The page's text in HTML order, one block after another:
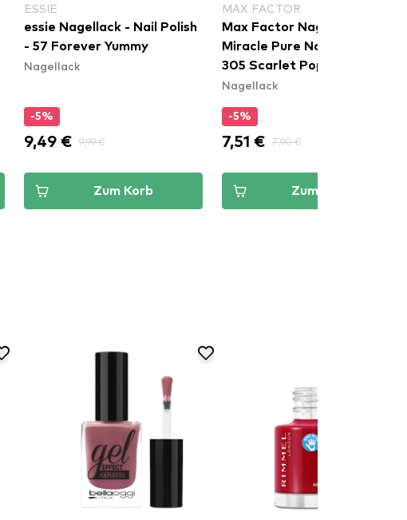
ESSIE
essie Nagellack - Nail Polish
- 57 Forever Yummy
Nagellack
-5%
9,49 € 9,99 €
Zum Korb
MAX FACTOR
Max Factor Nagelfarbe -
Miracle Pure Nail Colour -
305 Scarlet Poppy
Nagellack
-5%
7,51 € 7,90 €
Zum Korb